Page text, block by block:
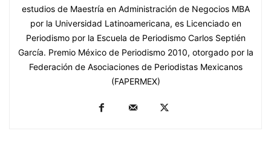
estudios de Maestría en Administración de Negocios MBA
por la Universidad Latinoamericana, es Licenciado en
Periodismo por la Escuela de Periodismo Carlos Septién
García. Premio México de Periodismo 2010, otorgado por la
Federación de Asociaciones de Periodistas Mexicanos
(FAPERMEX)